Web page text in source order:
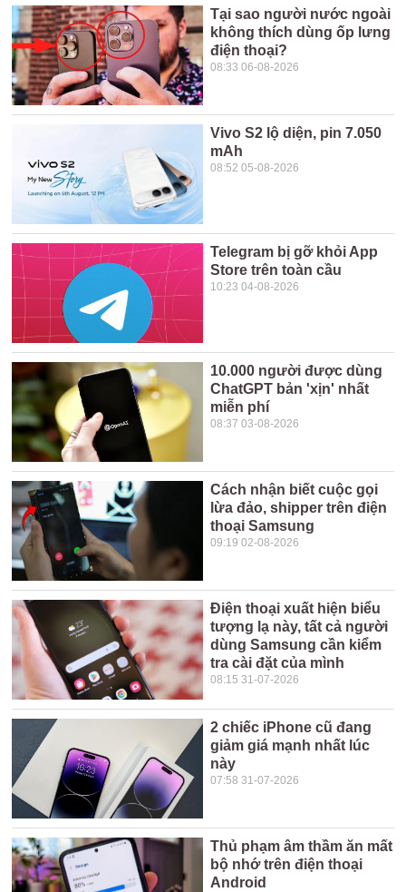
Tại sao người nước ngoài
không thích dùng ốp lưng
điện thoại?
08:33 06-08-2026
Vivo S2 lộ diện, pin 7.050
mAh
08:52 05-08-2026
Telegram bị gỡ khỏi App
Store trên toàn cầu
10:23 04-08-2026
10.000 người được dùng
ChatGPT bản 'xịn' nhất
miễn phí
08:37 03-08-2026
Cách nhận biết cuộc gọi
lừa đảo, shipper trên điện
thoại Samsung
09:19 02-08-2026
Điện thoại xuất hiện biểu
tượng lạ này, tất cả người
dùng Samsung cần kiểm
tra cài đặt của mình
08:15 31-07-2026
2 chiếc iPhone cũ đang
giảm giá mạnh nhất lúc
này
07:58 31-07-2026
Thủ phạm âm thầm ăn mất
bộ nhớ trên điện thoại
Android